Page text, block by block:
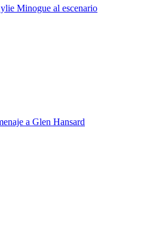
Minogue al escenario
a Glen Hansard